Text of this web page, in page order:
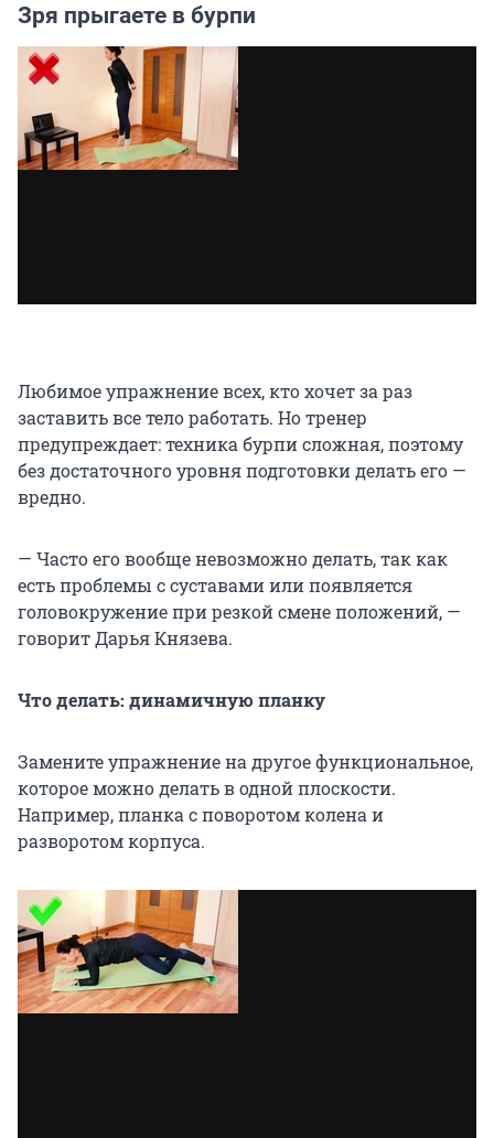
Зря прыгаете в бурпи
Любимое упражнение всех, кто хочет за раз
заставить все тело работать. Но тренер
предупреждает: техника бурпи сложная, поэтому
без достаточного уровня подготовки делать его —
вредно.
— Часто его вообще невозможно делать, так как
есть проблемы с суставами или появляется
головокружение при резкой смене положений, —
говорит Дарья Князева.
Что делать: динамичную планку
Замените упражнение на другое функциональное,
которое можно делать в одной плоскости.
Например, планка с поворотом колена и
разворотом корпуса.